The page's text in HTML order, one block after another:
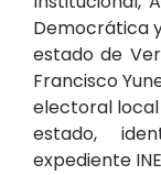
Democrática
estado de
Francisco
electoral
estado,
expediente